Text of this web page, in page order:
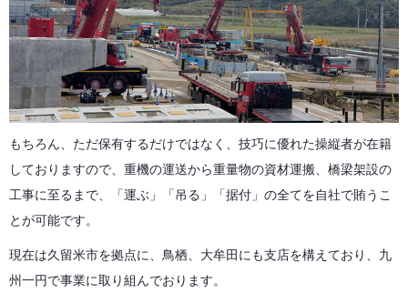
もちろん、ただ保有するだけではなく、技巧に優れた操縦者が在籍
しておりますので、重機の運送から重量物の資材運搬、橋梁架設の
工事に至るまで、「運ぶ」「吊る」「据付」の全てを自社で賄うこ
とが可能です。
現在は久留米市を拠点に、鳥栖、大牟田にも支店を構えており、九
州一円で事業に取り組んでおります。